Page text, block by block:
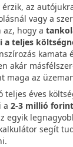
az
vagy a
az, hogy a
a teljes
kamata
akár
maga az
teljes éves
a 2-3 millió
egyik
segít